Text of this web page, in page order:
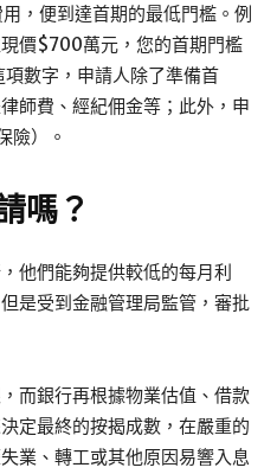
，便到達首期的最低門檻。例
價$700萬元，您的首期門檻
數字，申請人除了準備首
師費、經紀佣金等；此外，申
險）。
嗎？
他們能夠提供較低的每月利
是受到金融管理局監管，審批
而銀行再根據物業估值、借款
定最終的按揭成數，在嚴重的
業、轉工或其他原因易響入息